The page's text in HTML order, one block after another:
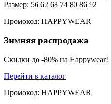
Размер: 56 62 68 74 80 86 92
Промокод: HAPPYWEAR
Зимняя распродажа
Скидки до -80% на Happywear!
Перейти в каталог
Промокод: HAPPYWEAR